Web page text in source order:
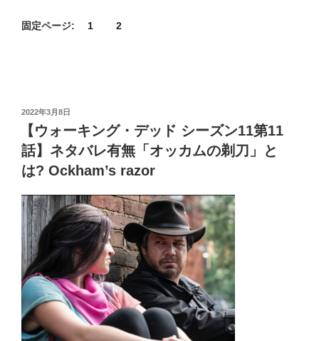
ッ
ン
11
第
24
話】
ネ
タ
バ
レ
完
全
解
説”生
き
a
e
er
e
k
固定ページ: 1 2
投
日:
2022年3月8日
【ウォーキング・デッド シーズン11第11
話】ネタバレ有無「オッカムの剃刀」と
は? Ockham’s razor